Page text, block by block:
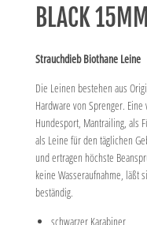
BLACK 15MM
Strauchdieb Biothane Leine
Die Leinen bestehen aus
Hardware von Sprenger.
Hundesport, Mantrailing, als
als Leine für den täglichen
und ertragen höchste
keine Wasseraufnahme, läßt
beständig.
schwarzer Karabiner